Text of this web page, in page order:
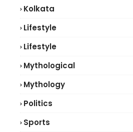
Kolkata
Lifestyle
Lifestyle
Mythological
Mythology
Politics
Sports